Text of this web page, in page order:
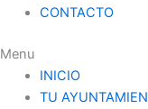
CONTACTO
Menu
INICIO
TU